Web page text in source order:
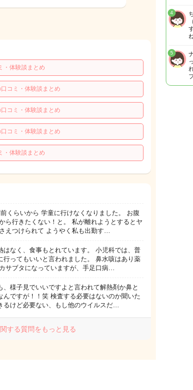
・体験談まとめ
コミ・体験談まとめ
コミ・体験談まとめ
コミ・体験談まとめ
・体験談まとめ
くらいから 学童に行けなくなりました。 お腹
ら行きたくない！と。 私が離れようとするとヤ
えつけられて ようやく私も出勤す…
はなく、食事もとれています。 小児科では、普
行ってもいいと言われました。 鼻水咳はあり薬
サブタになっていますが、手足口病…
様子見でいいですよと言われて解熱剤か鼻と
んですが！！笑 検査する必要はないのか聞いた
るけど必要ない、もし他のウイルスだ…
関する質問をもっと見る
4
5